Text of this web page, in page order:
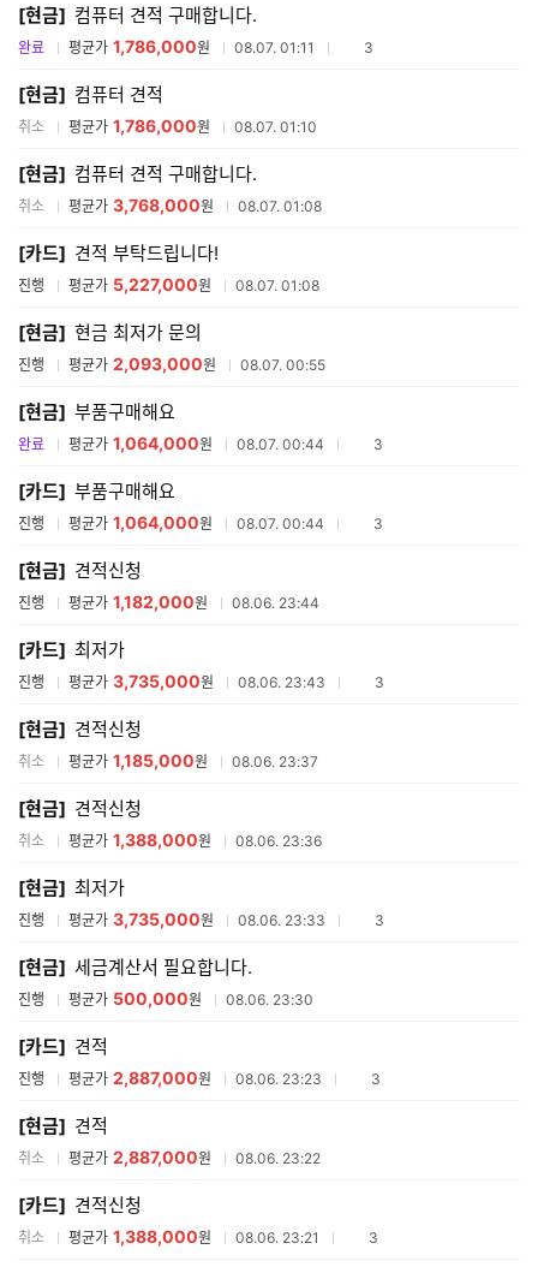
[현금] 컴퓨터 견적 구매합니다.
완료 평균가 1,786,000원 08.07. 01:11 참여업체수
3
[현금] 컴퓨터 견적
취소 평균가 1,786,000원 08.07. 01:10
[현금] 컴퓨터 견적 구매합니다.
취소 평균가 3,768,000원 08.07. 01:08
[카드] 견적 부탁드립니다!
진행 평균가 5,227,000원 08.07. 01:08
[현금] 현금 최저가 문의
진행 평균가 2,093,000원 08.07. 00:55
[현금] 부품구매해요
완료 평균가 1,064,000원 08.07. 00:44 참여업체수
3
[카드] 부품구매해요
진행 평균가 1,064,000원 08.07. 00:44 참여업체수
3
[현금] 견적신청
진행 평균가 1,182,000원 08.06. 23:44
[카드] 최저가
진행 평균가 3,735,000원 08.06. 23:43 참여업체수
3
[현금] 견적신청
취소 평균가 1,185,000원 08.06. 23:37
[현금] 견적신청
취소 평균가 1,388,000원 08.06. 23:36
[현금] 최저가
진행 평균가 3,735,000원 08.06. 23:33 참여업체수
3
[현금] 세금계산서 필요합니다.
진행 평균가 500,000원 08.06. 23:30
[카드] 견적
진행 평균가 2,887,000원 08.06. 23:23 참여업체수
3
[현금] 견적
취소 평균가 2,887,000원 08.06. 23:22
[카드] 견적신청
취소 평균가 1,388,000원 08.06. 23:21 참여업체수
3